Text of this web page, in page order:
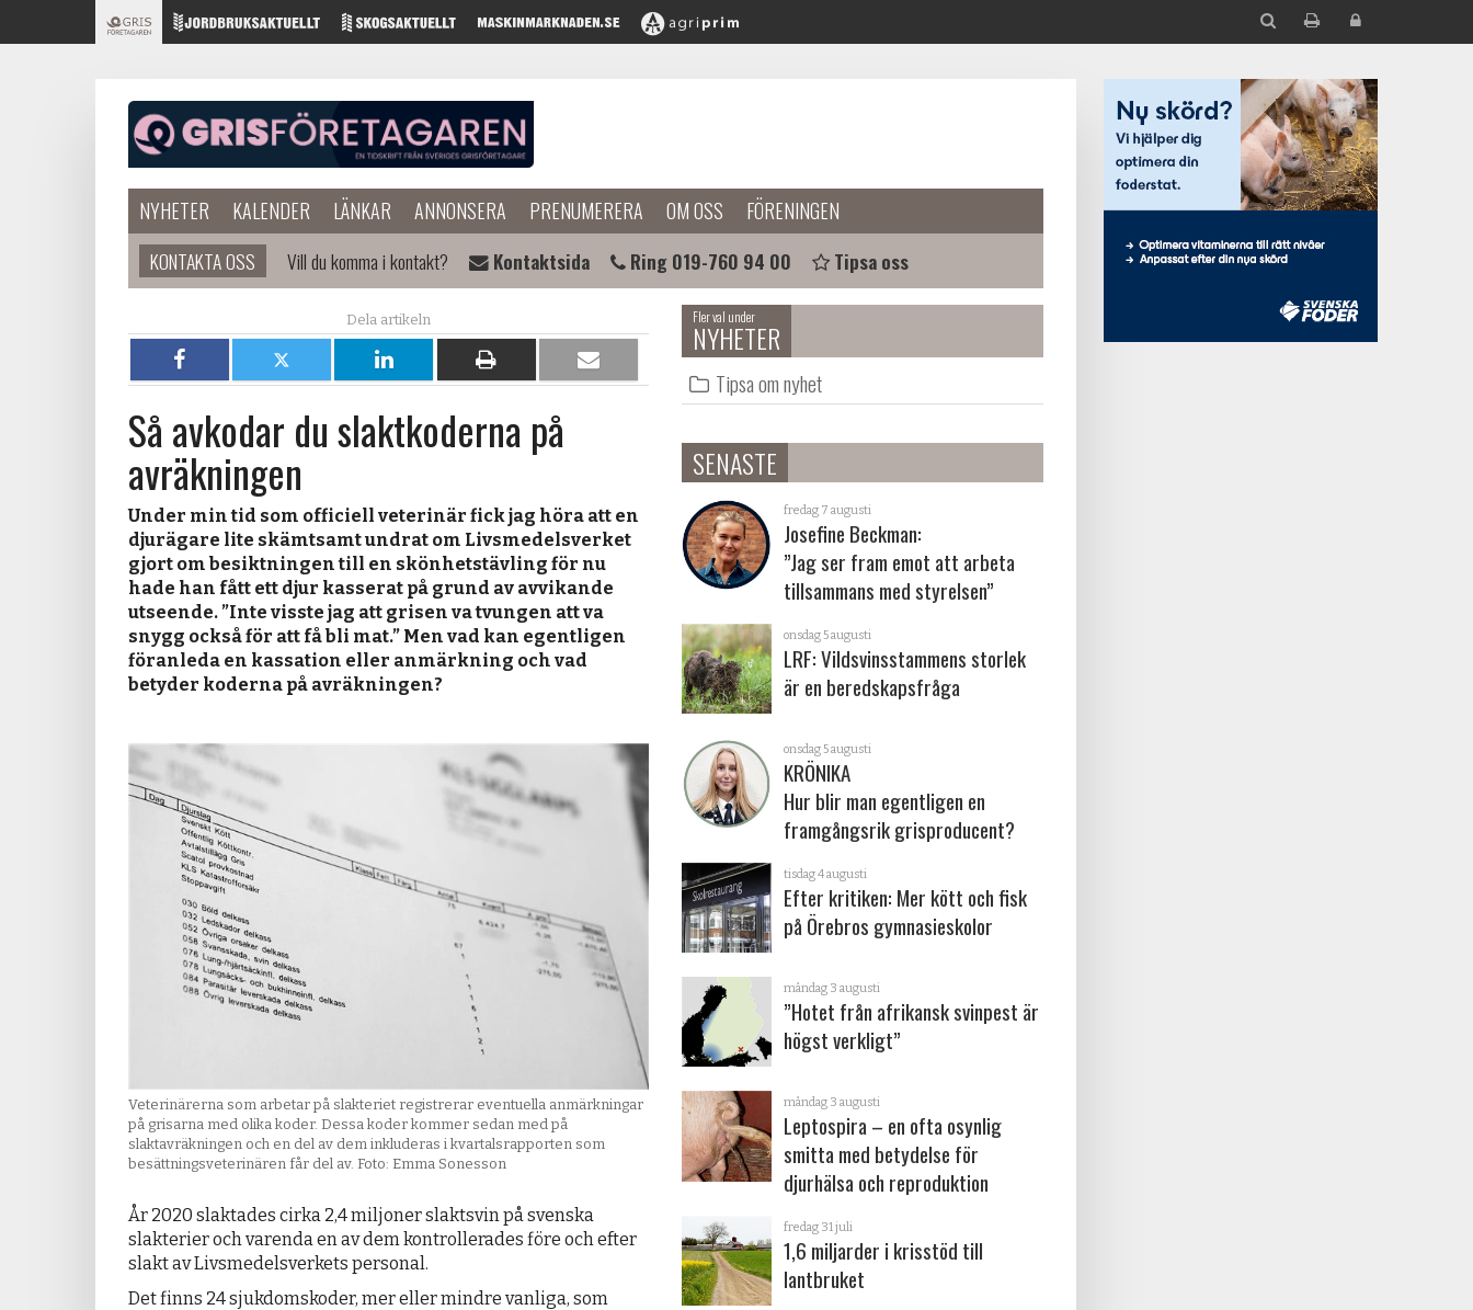
NYHETER KALENDER LÄNKAR ANNONSERA PRENUMERERA OM OSS
FÖRENINGEN
KONTAKTA OSS
Vill du komma i kontakt? Kontaktsida Ring 019-760 94 00 Tipsa oss
Dela
på
Facebook
Dela
på
X
Dela
på
LinkedIn
Dela
på
papper
Dela
per
Så avkodar du slaktkoderna på
avräkningen
Under min tid som officiell veterinär fick jag höra att en
djurägare lite skämtsamt undrat om Livsmedelsverket
gjort om besiktningen till en skönhetstävling för nu
hade han fått ett djur kasserat på grund av avvikande
utseende. ”Inte visste jag att grisen va tvungen att va
snygg också för att få bli mat.” Men vad kan egentligen
föranleda en kassation eller anmärkning och vad
betyder koderna på avräkningen?
Veterinärerna som arbetar på slakteriet registrerar eventuella anmärkningar
på grisarna med olika koder. Dessa koder kommer sedan med på
slaktavräkningen och en del av dem inkluderas i kvartalsrapporten som
besättningsveterinären får del av. Foto: Emma Sonesson
År 2020 slaktades cirka 2,4 miljoner slaktsvin på svenska
slakterier och varenda en av dem kontrollerades före och efter
slakt av Livsmedelsverkets personal.
Det finns 24 sjukdoms­koder, mer eller mindre vanliga, som
Fler val under
NYHETER
Tipsa om nyhet
SENASTE
fredag 7 augusti
Josefine Beckman:
”Jag ser fram emot att arbeta
tillsammans med styrelsen”
onsdag 5 augusti
LRF: Vildsvinsstammens storlek
är en beredskapsfråga
onsdag 5 augusti
KRÖNIKA
Hur blir man egentligen en
framgångsrik grisproducent?
tisdag 4 augusti
Efter kritiken: Mer kött och fisk
på Örebros gymnasieskolor
måndag 3 augusti
”Hotet från afrikansk svinpest är
högst verkligt”
måndag 3 augusti
Leptospira – en ofta osynlig
smitta med betydelse för
djurhälsa och reproduktion
fredag 31 juli
1,6 miljarder i krisstöd till
lantbruket